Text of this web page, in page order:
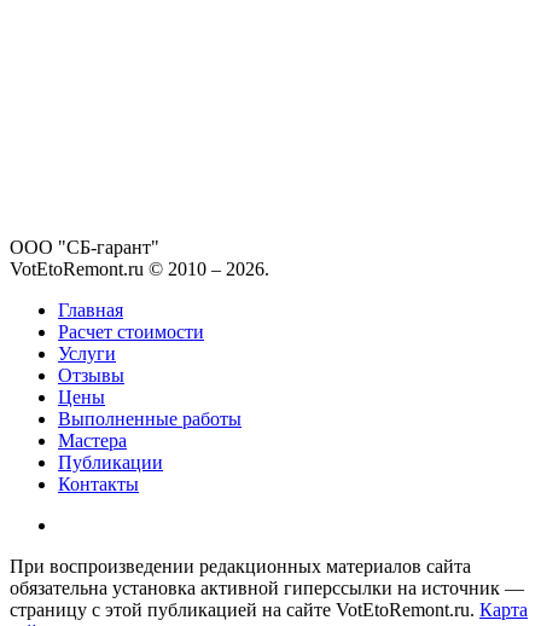
ООО "СБ-гарант"
VotEtoRemont.ru © 2010 – 2026.
Главная
Расчет стоимости
Услуги
Отзывы
Цены
Выполненные работы
Мастера
Публикации
Контакты
При воспроизведении редакционных материалов сайта
обязательна установка активной гиперссылки на источник —
страницу с этой публикацией на сайте VotEtoRemont.ru. Карта